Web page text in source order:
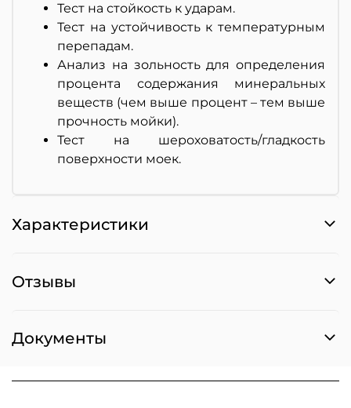
Тест на стойкость к ударам.
Тест на устойчивость к температурным
перепадам.
Анализ на зольность для определения
процента содержания минеральных
веществ (чем выше процент – тем выше
прочность мойки).
Тест на шероховатость/гладкость
поверхности моек.
Характеристики
Отзывы
Документы